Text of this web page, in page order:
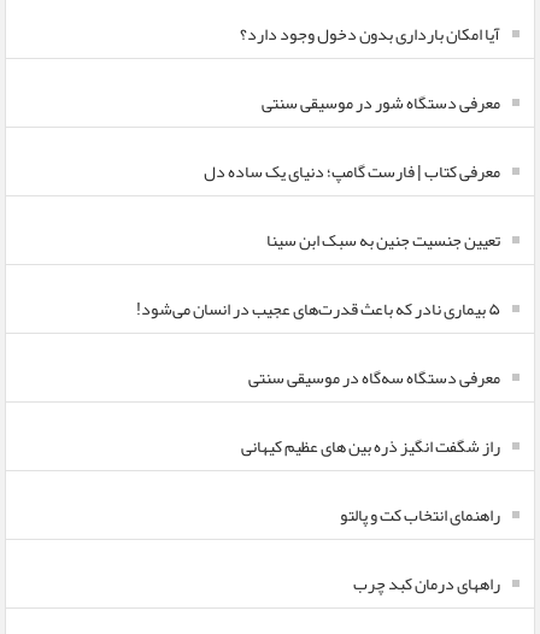
آیا امکان بارداری بدون دخول وجود دارد؟
معرفی دستگاه شور در موسیقی سنتی
معرفی کتاب | فارست گامپ؛ دنیای یک ساده دل
تعیین جنسیت جنین به سبک ابن سینا
۵ بیماری نادر که باعث قدرت‌های عجیب در انسان می‌شود!
معرفی دستگاه سه‌گاه در موسیقی سنتی
راز شگفت انگیز ذره بین های عظیم کیهانی
راهنمای انتخاب کت و پالتو
راههای درمان کبد چرب